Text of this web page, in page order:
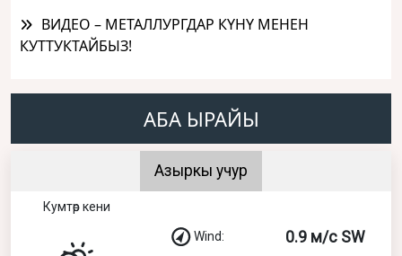
ВИДЕО – МЕТАЛЛУРГДАР КҮНҮ МЕНЕН
КУТТУКТАЙБЫЗ!
АБА ЫРАЙЫ
Азыркы учур
Кумтөр кени
Wind: 0.9 м/с SW